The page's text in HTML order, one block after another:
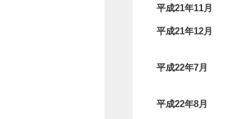
平成21年11月
平成21年12月
平成22年7月
平成22年8月